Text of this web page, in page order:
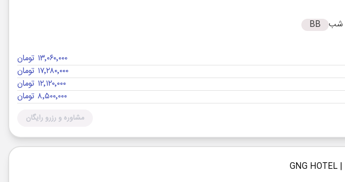
BB
۱۳٬۰۶۰٬۰۰۰ تومان
۱۷٬۲۸۰٬۰۰۰ تومان
۱۲٬۱۲۰٬۰۰۰ تومان
۸٬۵۰۰٬۰۰۰ تومان
مشاوره و رزرو رایگان
| GNG HOTEL